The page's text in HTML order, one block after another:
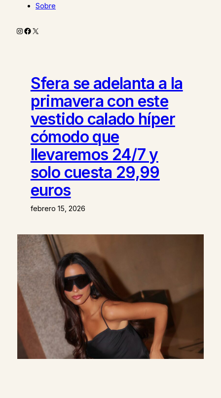
Sobre
Instagram
Facebook
X
Sfera se adelanta a la
primavera con este
vestido calado híper
cómodo que
llevaremos 24/7 y
solo cuesta 29,99
euros
febrero 15, 2026